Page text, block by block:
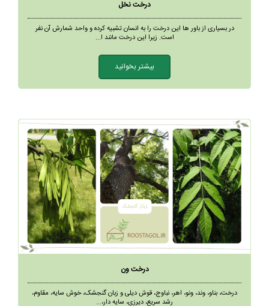
درخت نخل
در بسیاری از باور ها این درخت را به انسان تشبیه کرده و واحد شمارش آن نفر
است. زیرا این درخت مانند ا...
بیشتر بخوانید
درخت ون
درخت، بناو، وند، ونو، اهر، نباوج، قوش دیلی و زبان گنجشک، خوش سایه، مقاوم،
رشد سریع، دیرزی، سایه دار،...